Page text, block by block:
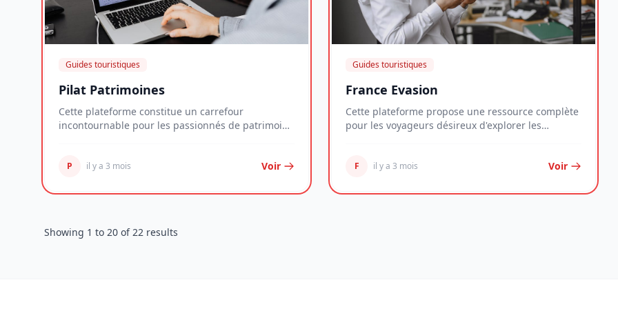
Guides touristiques
Pilat Patrimoines
Cette plateforme constitue un carrefour
incontournable pour les passionnés de patrimoine
P il y a 3 mois Voir
Guides touristiques
France Evasion
Cette plateforme propose une ressource complète
pour les voyageurs désireux d'explorer les
F il y a 3 mois Voir
Showing 1 to 20 of22 results